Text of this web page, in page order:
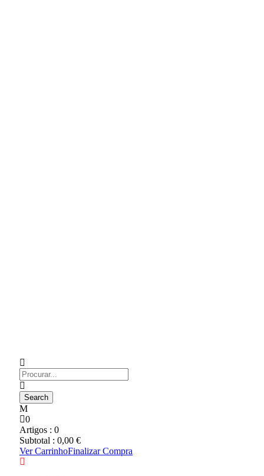
0
Artigos : 0
Subtotal : 0,00 €
Ver CarrinhoFinalizar Compra